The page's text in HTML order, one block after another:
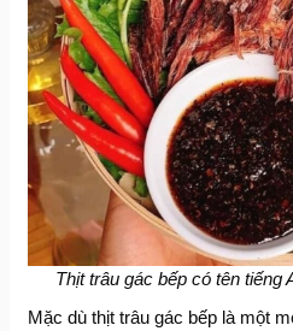
Thịt trâu gác bếp có tên tiếng
Mặc dù thịt trâu gác bếp là một